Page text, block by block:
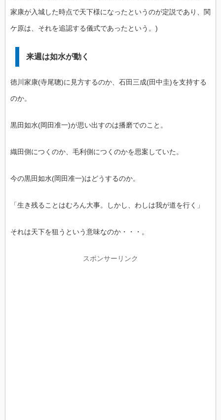
家康が入城した時点で天下様になったというのが定説であり、関
ケ原は、それを追認する儀式であったという。)
来週は如水が動く
徳川家康(寺尾聰)に見方するのか、石田三成(田中圭)を支持する
のか。
黒田如水(岡田准一)が思い出すのは播磨でのこと。
織田側につくのか、毛利側につくのかを思案していた。
今の黒田如水(岡田准一)はどうするのか。
「生き残ることはむろん大事。しかし、わしは我が道を行く」
それは天下を狙うという意味なのか・・・。
スポンサーリンク